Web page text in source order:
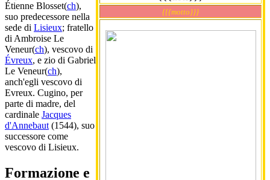
{{{motto}}}
Étienne Blosset(ch),
suo predecessore nella
sede di Lisieux; fratello
di Ambroise Le
Veneur(ch), vescovo di
Évreux, e zio di Gabriel
Le Veneur(ch),
anch'egli vescovo di
Evreux. Cugino, per
parte di madre, del
cardinale Jacques
d'Annebaut(1544), suo
successore come
vescovo di Lisieux.
Formazione e